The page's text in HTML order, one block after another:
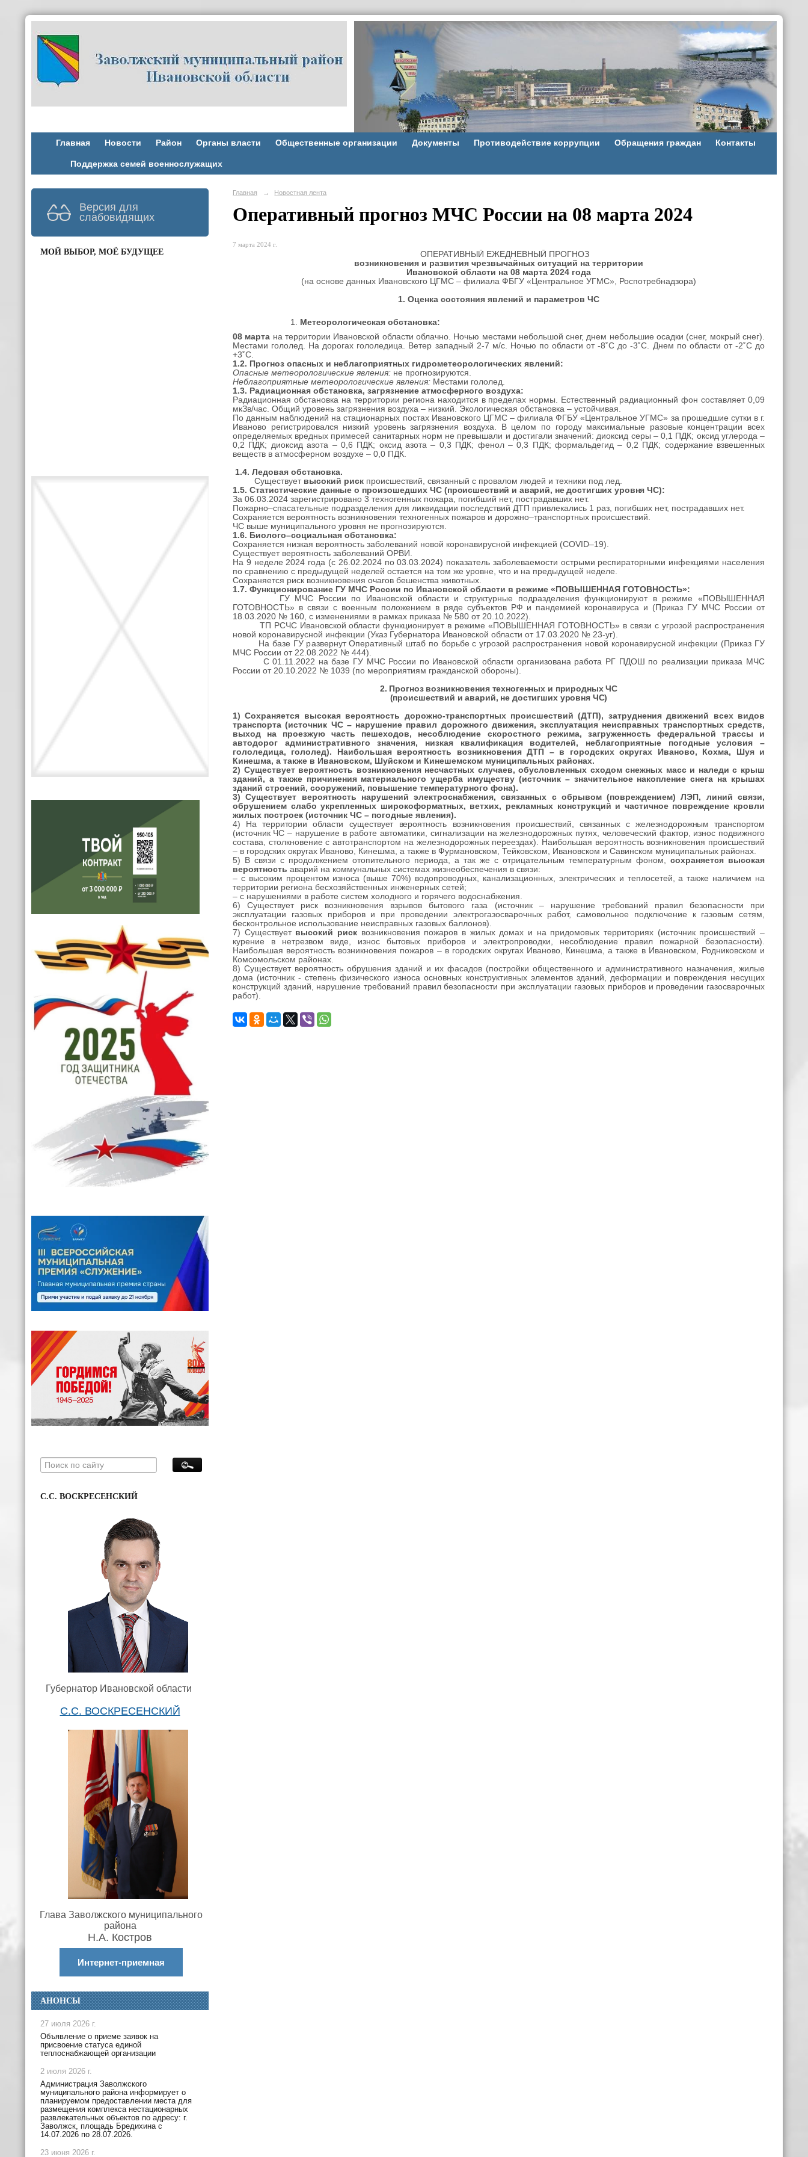
Главная Новости Район Органы власти Общественные организации Документы Противодействие коррупции Обращения граждан Контакты
Поддержка семей военнослужащих
Версия для
слабовидящих
МОЙ ВЫБОР, МОЁ БУДУЩЕЕ
С.С. ВОСКРЕСЕНСКИЙ
Губернатор Ивановской области
С.С. ВОСКРЕСЕНСКИЙ
Глава Заволжского муниципального
района
Н.А. Костров
Интернет-приемная
АНОНСЫ
27 июля 2026 г.
Объявление о приеме заявок на
присвоение статуса единой
теплоснабжающей организации
2 июля 2026 г.
Администрация Заволжского
муниципального района информирует о
планируемом предоставлении места для
размещения комплекса нестационарных
развлекательных объектов по адресу: г.
Заволжск, площадь Бредихина с
14.07.2026 по 28.07.2026.
23 июня 2026 г.
Главная → Новостная лента
Оперативный прогноз МЧС России на 08 марта 2024
7 марта 2024 г.
ОПЕРАТИВНЫЙ ЕЖЕДНЕВНЫЙ ПРОГНОЗ
возникновения и развития чрезвычайных ситуаций на территории
Ивановской области на 08 марта 2024 года
(на основе данных Ивановского ЦГМС – филиала ФБГУ «Центральное УГМС», Роспотребнадзора)
1. Оценка состояния явлений и параметров ЧС
Метеорологическая обстановка:
08 марта на территории Ивановской области облачно. Ночью местами небольшой снег, днем небольшие осадки (снег, мокрый снег).
Местами гололед. На дорогах гололедица. Ветер западный 2-7 м/с. Ночью по области от -8˚С до -3˚С. Днем по области от -2˚С до
+3˚С.
1.2. Прогноз опасных и неблагоприятных гидрометеорологических явлений:
Опасные метеорологические явления: не прогнозируются.
Неблагоприятные метеорологические явления: Местами гололед.
1.3. Радиационная обстановка, загрязнение атмосферного воздуха:
Радиационная обстановка на территории региона находится в пределах нормы. Естественный радиационный фон составляет 0,09
мкЗв/час. Общий уровень загрязнения воздуха – низкий. Экологическая обстановка – устойчивая.
По данным наблюдений на стационарных постах Ивановского ЦГМС – филиала ФГБУ «Центральное УГМС» за прошедшие сутки в г.
Иваново регистрировался низкий уровень загрязнения воздуха. В целом по городу максимальные разовые концентрации всех
определяемых вредных примесей санитарных норм не превышали и достигали значений: диоксид серы – 0,1 ПДК; оксид углерода –
0,2 ПДК; диоксид азота – 0,6 ПДК; оксид азота – 0,3 ПДК; фенол – 0,3 ПДК; формальдегид – 0,2 ПДК; содержание взвешенных
веществ в атмосферном воздухе – 0,0 ПДК.
1.4. Ледовая обстановка.
Существует высокий риск происшествий, связанный с провалом людей и техники под лед.
1.5. Статистические данные о произошедших ЧС (происшествий и аварий, не достигших уровня ЧС):
За 06.03.2024 зарегистрировано 3 техногенных пожара, погибший нет, пострадавших нет.
Пожарно–спасательные подразделения для ликвидации последствий ДТП привлекались 1 раз, погибших нет, пострадавших нет.
Сохраняется вероятность возникновения техногенных пожаров и дорожно–транспортных происшествий.
ЧС выше муниципального уровня не прогнозируются.
1.6. Биолого–социальная обстановка:
Сохраняется низкая вероятность заболеваний новой коронавирусной инфекцией (COVID–19).
Существует вероятность заболеваний ОРВИ.
На 9 неделе 2024 года (c 26.02.2024 по 03.03.2024) показатель заболеваемости острыми респираторными инфекциями населения
по сравнению с предыдущей неделей остается на том же уровне, что и на предыдущей неделе.
Сохраняется риск возникновения очагов бешенства животных.
1.7. Функционирование ГУ МЧС России по Ивановской области в режиме «ПОВЫШЕННАЯ ГОТОВНОСТЬ»:
ГУ МЧС России по Ивановской области и структурные подразделения функционируют в режиме «ПОВЫШЕННАЯ
ГОТОВНОСТЬ» в связи с военным положением в ряде субъектов РФ и пандемией коронавируса и (Приказ ГУ МЧС России от
18.03.2020 № 160, с изменениями в рамках приказа № 580 от 20.10.2022).
ТП РСЧС Ивановской области функционирует в режиме «ПОВЫШЕННАЯ ГОТОВНОСТЬ» в связи с угрозой распространения
новой коронавирусной инфекции (Указ Губернатора Ивановской области от 17.03.2020 № 23-уг).
На базе ГУ развернут Оперативный штаб по борьбе с угрозой распространения новой коронавирусной инфекции (Приказ ГУ
МЧС России от 22.08.2022 № 444).
C 01.11.2022 на базе ГУ МЧС России по Ивановской области организована работа РГ ПДОШ по реализации приказа МЧС
России от 20.10.2022 № 1039 (по мероприятиям гражданской обороны).
2. Прогноз возникновения техногенных и природных ЧС
(происшествий и аварий, не достигших уровня ЧС)
1) Сохраняется высокая вероятность дорожно-транспортных происшествий (ДТП), затруднения движений всех видов
транспорта (источник ЧС – нарушение правил дорожного движения, эксплуатация неисправных транспортных средств,
выход на проезжую часть пешеходов, несоблюдение скоростного режима, загруженность федеральной трассы и
автодорог административногозначения, низкая квалификация водителей, неблагоприятные погодные условия –
гололедица, гололед). Наибольшая вероятность возникновения ДТП – в городских округах Иваново, Кохма, Шуя и
Кинешма, а также в Ивановском, Шуйском и Кинешемском муниципальных районах.
2) Существует вероятность возникновения несчастных случаев, обусловленных сходом снежных масс и наледи с крыш
зданий, а также причинения материального ущерба имуществу (источник – значительное накопление снега на крышах
зданий строений, сооружений, повышение температурного фона).
3) Существует вероятность нарушений электроснабжения, связанных с обрывом (повреждением) ЛЭП, линий связи,
обрушением слабо укрепленных широкоформатных, ветхих, рекламных конструкций и частичное повреждение кровли
жилых построек (источник ЧС – погодные явления).
4) На территории области существует вероятность возникновения происшествий, связанных с железнодорожным транспортом
(источник ЧС – нарушение в работе автоматики, сигнализации на железнодорожных путях, человеческий фактор, износ подвижного
состава, столкновение с автотранспортом на железнодорожных переездах). Наибольшая вероятность возникновения происшествий
– в городских округах Иваново, Кинешма, а также в Фурмановском, Тейковском, Ивановском и Савинском муниципальных районах.
5) В связи с продолжением отопительного периода, а так же с отрицательным температурным фоном, сохраняется высокая
вероятность аварий на коммунальных системах жизнеобеспечения в связи:
– с высоким процентом износа (выше 70%) водопроводных, канализационных, электрических и теплосетей, а также наличием на
территории региона бесхозяйственных инженерных сетей;
– с нарушениями в работе систем холодного и горячего водоснабжения.
6) Существует риск возникновения взрывов бытового газа (источник – нарушение требований правил безопасности при
эксплуатации газовых приборов и при проведении электрогазосварочных работ, самовольное подключение к газовым сетям,
бесконтрольное использование неисправных газовых баллонов).
7) Существует высокий риск возникновения пожаров в жилых домах и на придомовых территориях (источник происшествий –
курение в нетрезвом виде, износ бытовых приборов и электропроводки, несоблюдение правил пожарной безопасности).
Наибольшая вероятность возникновения пожаров – в городских округах Иваново, Кинешма, а также в Ивановском, Родниковском и
Комсомольском районах.
8) Существует вероятность обрушения зданий и их фасадов (постройки общественного и административного назначения, жилые
дома (источник - степень физического износа основных конструктивных элементов зданий, деформации и повреждения несущих
конструкций зданий, нарушение требований правил безопасности при эксплуатации газовых приборов и проведении газосварочных
работ).